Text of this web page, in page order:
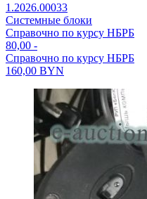
1.2026.00033
Системные блоки
Справочно по курсу НБРБ
80,00 -
Справочно по курсу НБРБ
160,00 BYN